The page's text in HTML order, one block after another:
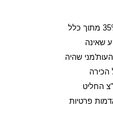
אדמות המדינה ביהודה ושומרון משתרעות על 35% מתוך כלל
שאינה
שהיה
הכירה
החליט
אדמות פרטיות